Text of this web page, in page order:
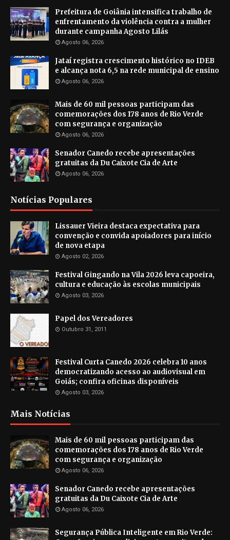
Prefeitura de Goiânia intensifica trabalho de
enfrentamento da violência contra a mulher
durante campanha Agosto Lilás
Agosto 06, 2026
Jataí registra crescimento histórico no IDEB
e alcança nota 6,5 na rede municipal de ensino
Agosto 06, 2026
Mais de 60 mil pessoas participam das
comemorações dos 178 anos de Rio Verde
com segurança e organização
Agosto 06, 2026
Senador Canedo recebe apresentações
gratuitas da Du Caixote Cia de Arte
Agosto 06, 2026
Notícias Populares
Lissauer Vieira destaca expectativa para
convenção e convida apoiadores para início
de nova etapa
Agosto 02, 2026
Festival Gingando na Vila 2026 leva capoeira,
cultura e educação às escolas municipais
Agosto 03, 2026
Papel dos Vereadores
Outubro 31, 2011
Festival Curta Canedo 2026 celebra 10 anos
democratizando acesso ao audiovisual em
Goiás; confira oficinas disponíveis
Agosto 03, 2026
Mais Notícias
Mais de 60 mil pessoas participam das
comemorações dos 178 anos de Rio Verde
com segurança e organização
Agosto 06, 2026
Senador Canedo recebe apresentações
gratuitas da Du Caixote Cia de Arte
Agosto 06, 2026
Segurança Pública Inteligente em Rio Verde: